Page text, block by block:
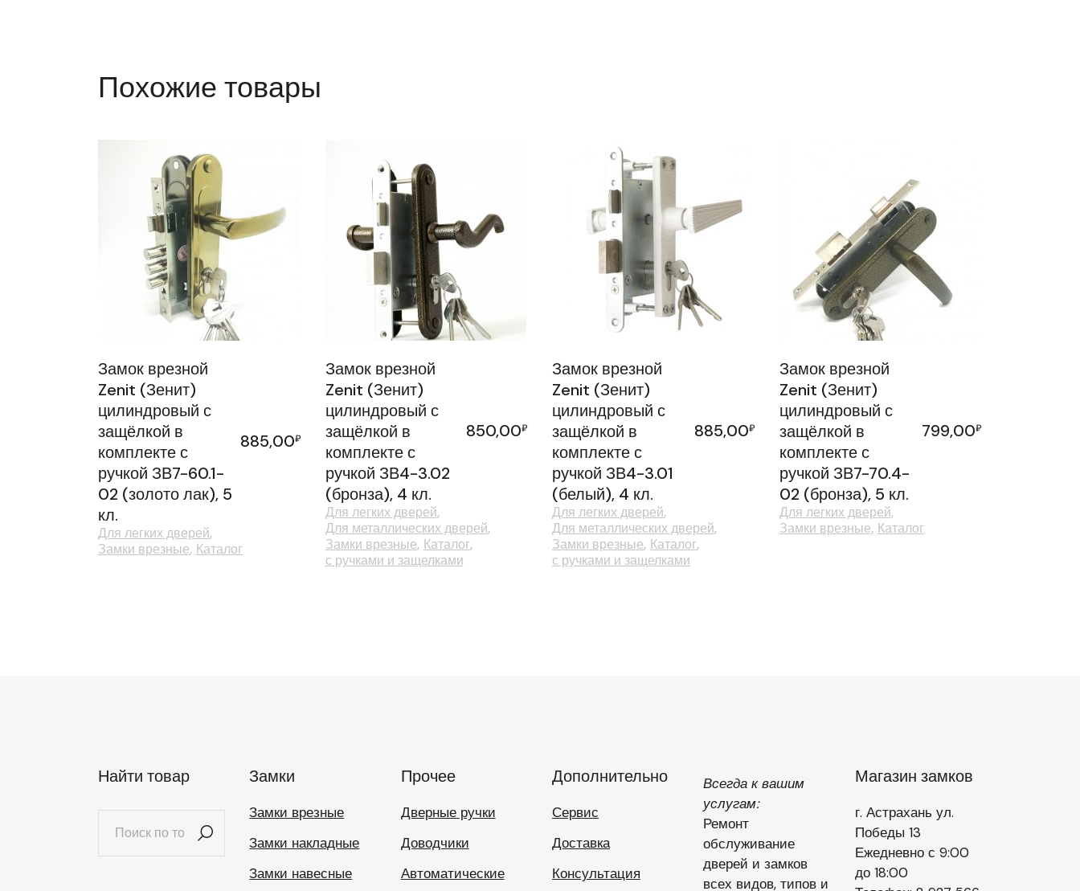
Похожие товары
Замок врезной
Zenit (Зенит)
цилиндровый с
защёлкой в
комплекте с
ручкой ЗВ7-60.1-
02 (золото лак), 5
кл.
885,00₽
Для легких дверей
Замки врезные Каталог
Замок врезной
Zenit (Зенит)
цилиндровый с
защёлкой в
комплекте с
ручкой ЗВ4-3.02
(бронза), 4 кл.
850,00₽
Для легких дверей
Для металлических дверей
Замки врезные Каталог
с ручками и защелками
Замок врезной
Zenit (Зенит)
цилиндровый с
защёлкой в
комплекте с
ручкой ЗВ4-3.01
(белый), 4 кл.
885,00₽
Для легких дверей
Для металлических дверей
Замки врезные Каталог
с ручками и защелками
Замок врезной
Zenit (Зенит)
цилиндровый с
защёлкой в
комплекте с
ручкой ЗВ7-70.4-
02 (бронза), 5 кл.
799,00₽
Для легких дверей
Замки врезные Каталог
Найти товар Замки
Замки врезные
Замки накладные
Замки навесные
Прочее
Дверные ручки
Доводчики
Автоматические
Дополнительно
Сервис
Доставка
Консультация
Всегда к вашим
услугам:
Ремонт
обслуживание
дверей и замков
всех видов, типов и
Магазин замков
г. Астрахань ул.
Победы 13
Ежедневно с 9:00
до 18:00